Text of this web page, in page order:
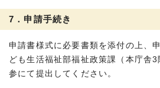
7．申請手続き
申請書様式に必要書類を添付の上、
ども生活福祉部福祉政策課（本庁舎
参にて提出してください。